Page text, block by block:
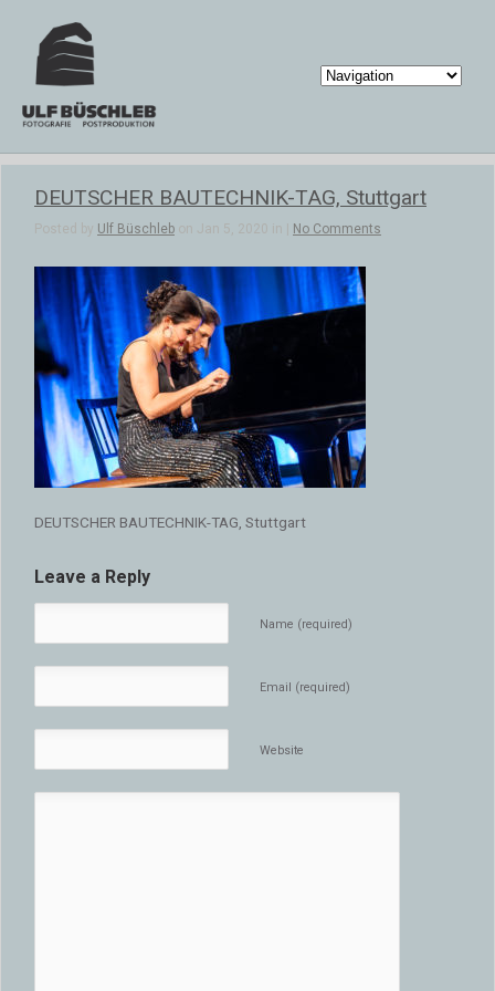
DEUTSCHER BAUTECHNIK-TAG, Stuttgart
Posted by Ulf Büschleb on Jan 5, 2020 in | No Comments
DEUTSCHER BAUTECHNIK-TAG, Stuttgart
Leave a Reply
Name (required)
Email (required)
Website